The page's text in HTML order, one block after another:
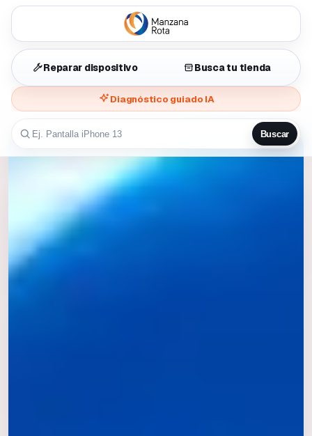
Reparar dispositivo Busca tu tienda
Diagnóstico guiado IA
Buscar